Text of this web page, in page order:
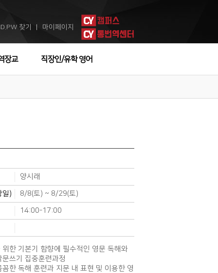
ID.PW 찾기 마이페이지
장교 직장인/유학 영어
양시래
일) 8/8(토) ~ 8/29(토)
14:00-17:00
위한 기본기 함향에 필수적인 영문 독해와
문쓰기 집중훈련과정
꼼한 독해 훈련과 지문 내 표현 및 이용한 영